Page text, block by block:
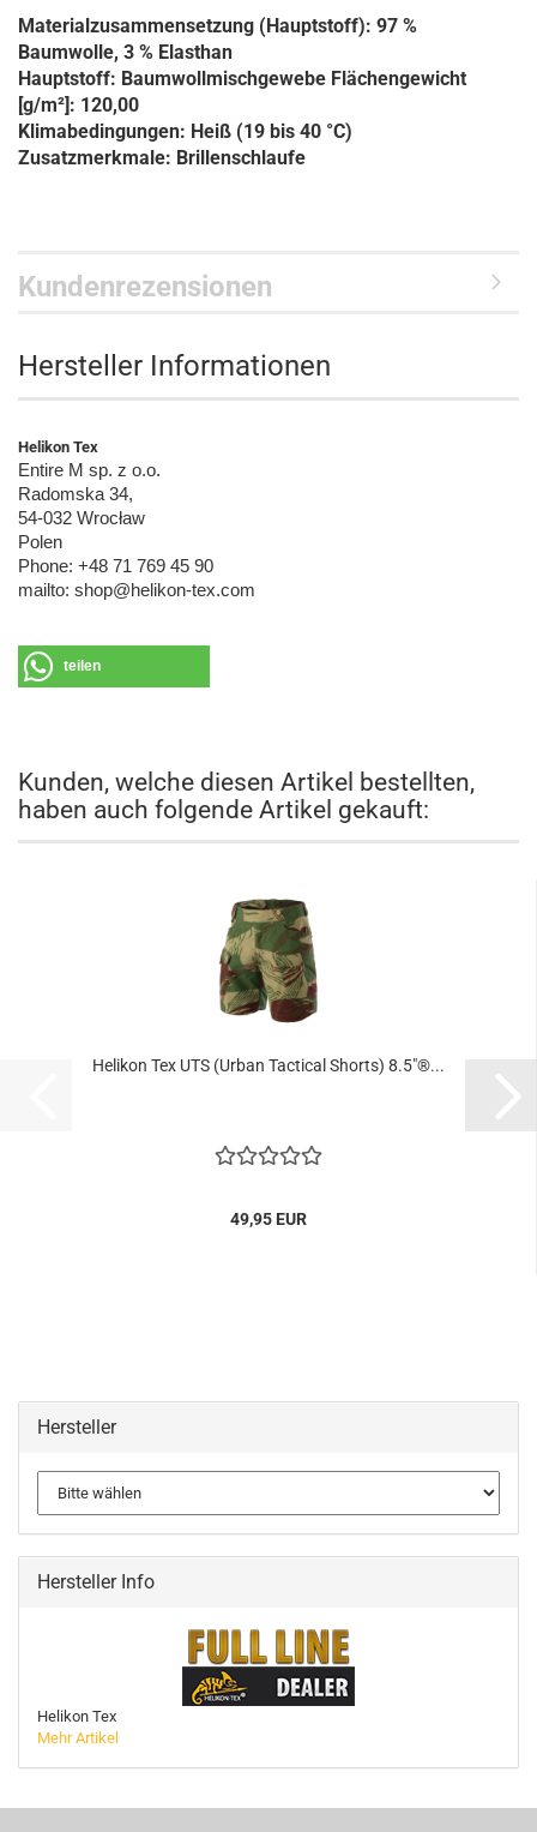
Materialzusammensetzung (Hauptstoff): 97 %
Baumwolle, 3 % Elasthan
Hauptstoff: Baumwollmischgewebe Flächengewicht
[g/m²]: 120,00
Klimabedingungen: Heiß (19 bis 40 °C)
Zusatzmerkmale: Brillenschlaufe
Kundenrezensionen
Hersteller Informationen
Helikon Tex
Entire M sp. z o.o.
Radomska 34,
54-032 Wrocław
Polen
Phone: +48 71 769 45 90
mailto: shop@helikon-tex.com
teilen
Kunden, welche diesen Artikel bestellten,
haben auch folgende Artikel gekauft:
Helikon Tex UTS (Urban Tactical Shorts) 8.5"®...
49,95 EUR
Hersteller
Hersteller Info
Helikon Tex
Mehr Artikel